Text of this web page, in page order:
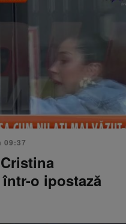
09:37
o ipostază